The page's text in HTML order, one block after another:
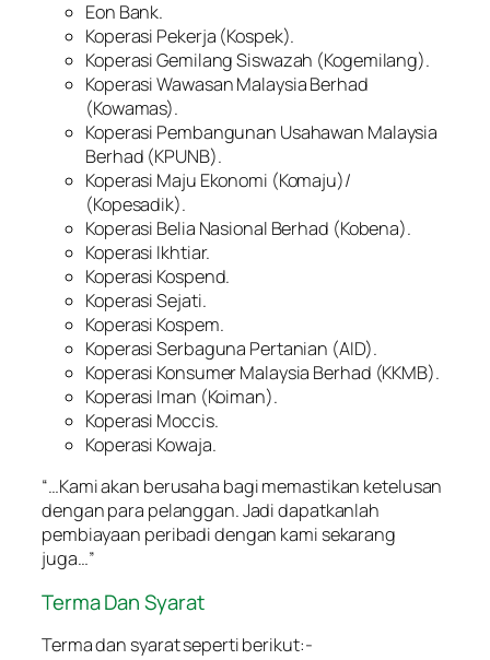
Eon Bank.
Koperasi Pekerja (Kospek).
Koperasi Gemilang Siswazah (Kogemilang).
Koperasi Wawasan Malaysia Berhad
(Kowamas).
Koperasi Pembangunan Usahawan Malaysia
Berhad (KPUNB).
Koperasi Maju Ekonomi (Komaju)/
(Kopesadik).
Koperasi Belia Nasional Berhad (Kobena).
Koperasi Ikhtiar.
Koperasi Kospend.
Koperasi Sejati.
Koperasi Kospem.
Koperasi Serbaguna Pertanian (AID).
Koperasi Konsumer Malaysia Berhad (KKMB).
Koperasi Iman (Koiman).
Koperasi Moccis.
Koperasi Kowaja.
“…Kami akan berusaha bagi memastikan ketelusan
dengan para pelanggan. Jadi dapatkanlah
pembiayaan peribadi dengan kami sekarang
juga…”
Terma Dan Syarat
Terma dan syarat seperti berikut:-